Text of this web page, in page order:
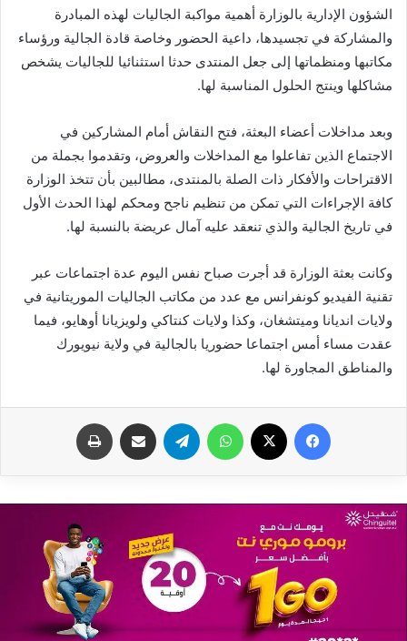
الشؤون الإدارية بالوزارة أهمية مواكبة الجاليات لهذه المبادرة
والمشاركة في تجسيدها، داعية الحضور وخاصة قادة الجالية ورؤساء
مكاتبها ومنظماتها إلى جعل المنتدى حدثا استثنائيا للجاليات يشخص
مشاكلها وينتج الحلول المناسبة لها.
وبعد مداخلات أعضاء البعثة، فتح النقاش أمام المشاركين في
الاجتماع الذين تفاعلوا مع المداخلات والعروض، وتقدموا بجملة من
الاقتراحات والأفكار ذات الصلة بالمنتدى، مطالبين بأن تتخذ الوزارة
كافة الإجراءات التي تمكن من تنظيم ناجح ومحكم لهذا الحدث الأول
في تاريخ الجالية والذي تنعقد عليه آمال عريضة بالنسبة لها.
وكانت بعثة الوزارة قد أجرت صباح نفس اليوم عدة اجتماعات عبر
تقنية الفيديو كونفرانس مع عدد من مكاتب الجاليات الموريتانية في
ولايات انديانا وميتشغان، وكذا ولايات كنتاكي ولويزيانا أوهايو، فيما
عقدت مساء أمس اجتماعا حضوريا بالجالية في ولاية نيويورك
والمناطق المجاورة لها.
فيسبوك واتساب تيلقرام مشاركة عبر البريد